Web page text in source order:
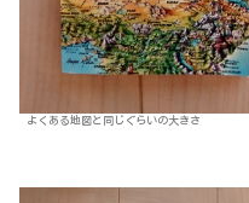
よくある地図と同じぐらいの大きさ